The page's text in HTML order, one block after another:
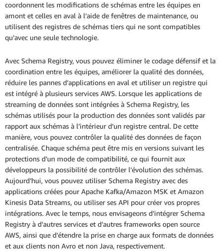
coordonnent les modifications de schémas entre les équipes en
amont et celles en aval à l’aide de fenêtres de maintenance, ou
utilisent des registres de schémas tiers qui ne sont compatibles
qu’avec une seule technologie.
Avec Schema Registry, vous pouvez éliminer le codage défensif et la
coordination entre les équipes, améliorer la qualité des données,
réduire les pannes d’applications en aval et utiliser un registre qui
est intégré à plusieurs services AWS. Lorsque les applications de
streaming de données sont intégrées à Schema Registry, les
schémas utilisés pour la production des données sont validés par
rapport aux schémas à l’intérieur d’un registre central. De cette
manière, vous pouvez contrôler la qualité des données de façon
centralisée. Chaque schéma peut être mis en versions suivant les
protections d’un mode de compatibilité, ce qui fournit aux
développeurs la possibilité de contrôler l’évolution des schémas.
Aujourd’hui, vous pouvez utiliser Schema Registry avec des
applications créées pour Apache Kafka/Amazon MSK et Amazon
Kinesis Data Streams, ou utiliser ses API pour créer vos propres
intégrations. Avec le temps, nous envisageons d’intégrer Schema
Registry à d’autres services et d’autres frameworks open source
AWS, ainsi que d’étendre la prise en charge aux formats de données
et aux clients non Avro et non Java, respectivement.